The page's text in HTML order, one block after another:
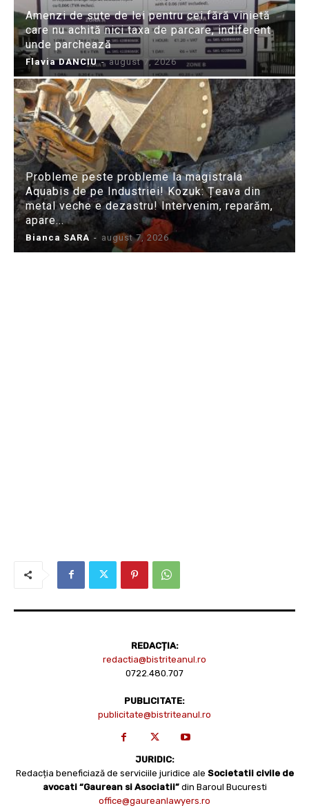
Amenzi de sute de lei pentru cei fără vinietă
care nu achită nici taxa de parcare, indiferent
unde parchează
Flavia DANCIU - august 7, 2026
Probleme peste probleme la magistrala
Aquabis de pe Industriei! Kozuk: Țeava din
metal veche e dezastru! Intervenim, reparăm,
apare...
Bianca SARA - august 7, 2026
REDACȚIA:
redactia@bistriteanul.ro
0722.480.707
PUBLICITATE:
publicitate@bistriteanul.ro
JURIDIC:
Redacția beneficiază de serviciile juridice ale Societatii civile de
avocati “Gaurean si Asociatii” din Baroul Bucuresti
office@gaureanlawyers.ro